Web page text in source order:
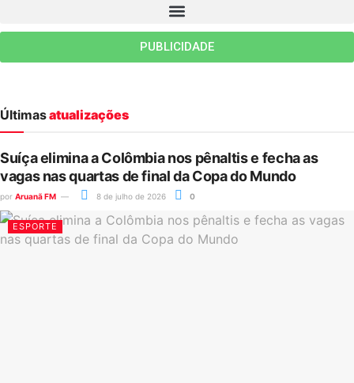
PUBLICIDADE
Últimasatualizações
Suíça elimina a Colômbia nos pênaltis e fecha as
vagas nas quartas de final da Copa do Mundo
por Aruanã FM 8 de julho de 2026 0
ESPORTE